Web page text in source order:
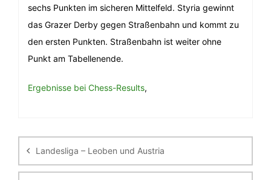
sechs Punkten im sicheren Mittelfeld. Styria gewinnt
das Grazer Derby gegen Straßenbahn und kommt zu
den ersten Punkten. Straßenbahn ist weiter ohne
Punkt am Tabellenende.
Ergebnisse bei Chess-Results,
Landesliga – Leoben und Austria